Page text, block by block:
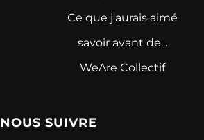
Ce que j'aurais aimé
savoir avant de...
WeAre Collectif
NOUS SUIVRE